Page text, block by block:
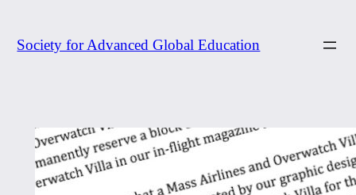
容Society for Advanced Global Education